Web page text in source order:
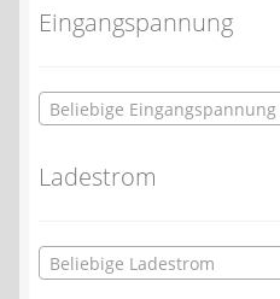
Eingangspannung
Beliebige Eingangspannung
Ladestrom
Beliebige Ladestrom